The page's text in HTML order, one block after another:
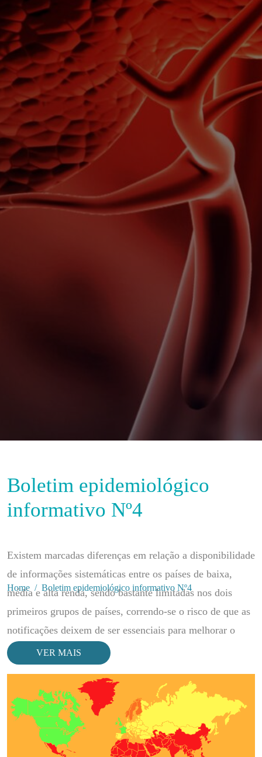
Home Boletim epidemiológico informativo Nº4
Boletim epidemiológico
informativo Nº4
Existem marcadas diferenças em relação a disponibilidade
de informações sistemáticas entre os países de baixa,
média e alta renda, sendo bastante limitadas nos dois
primeiros grupos de países, correndo-se o risco de que as
notificações deixem de ser essenciais para melhorar o
atendimento dos indivíduos e a acção do sistema de saúde
na comunidade; estes problemas e/ou limitações são
sobretudo devido a subnotificação das doenças e/ou
agravos, fraco comprometimento dos profissionais de
saúde com as notificações bem como a falta de equilíbrio
entre as actividades dos sistemas de vigilância e o seu uso